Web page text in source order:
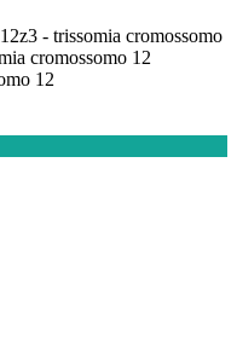
- trissomia cromossomo
cromossomo 12
12